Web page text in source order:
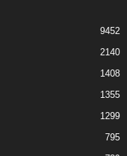
9452
2140
1408
1355
1299
795